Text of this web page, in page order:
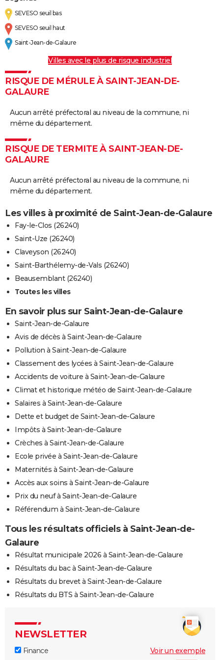
SEVESO seuil bas
SEVESO seuil haut
Saint-Jean-de-Galaure
Villes avec le plus de risque industriel
RISQUE DE MÉRULE À SAINT-JEAN-DE-
GALAURE
Aucun arrêté préfectoral au niveau de la commune, ni
même du département.
RISQUE DE TERMITE À SAINT-JEAN-DE-
GALAURE
Aucun arrêté préfectoral au niveau de la commune, ni
même du département.
Les villes à proximité de Saint-Jean-de-Galaure
Fay-le-Clos (26240)
Saint-Uze (26240)
Claveyson (26240)
Saint-Barthélemy-de-Vals (26240)
Beausemblant (26240)
Toutes les villes
En savoir plus sur Saint-Jean-de-Galaure
Saint-Jean-de-Galaure
Avis de décès à Saint-Jean-de-Galaure
Pollution à Saint-Jean-de-Galaure
Classement des lycées à Saint-Jean-de-Galaure
Accidents de voiture à Saint-Jean-de-Galaure
Climat et historique météo de Saint-Jean-de-Galaure
Salaires à Saint-Jean-de-Galaure
Dette et budget de Saint-Jean-de-Galaure
Impôts à Saint-Jean-de-Galaure
Crèches à Saint-Jean-de-Galaure
Ecole privée à Saint-Jean-de-Galaure
Maternités à Saint-Jean-de-Galaure
Accès aux soins à Saint-Jean-de-Galaure
Prix du neuf à Saint-Jean-de-Galaure
Référendum à Saint-Jean-de-Galaure
Tous les résultats officiels à Saint-Jean-de-
Galaure
Résultat municipale 2026 à Saint-Jean-de-Galaure
Résultats du bac à Saint-Jean-de-Galaure
Résultats du brevet à Saint-Jean-de-Galaure
Résultats du BTS à Saint-Jean-de-Galaure
NEWSLETTER
Finance Voir un exemple